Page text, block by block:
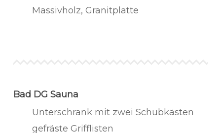
Massivholz, Granitplatte
Bad DG Sauna
Unterschrank mit zwei Schubkästen
gefräste Grifflisten